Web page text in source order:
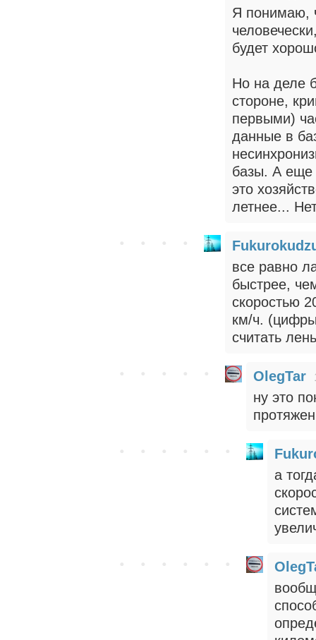
Я понимаю,
будет
Но на деле
стороне,
первыми)
данные в
базы. А еще
это
летнее...
все равно
быстрее,
скоростью
км/ч.
считать
OlegTar
ну это
а